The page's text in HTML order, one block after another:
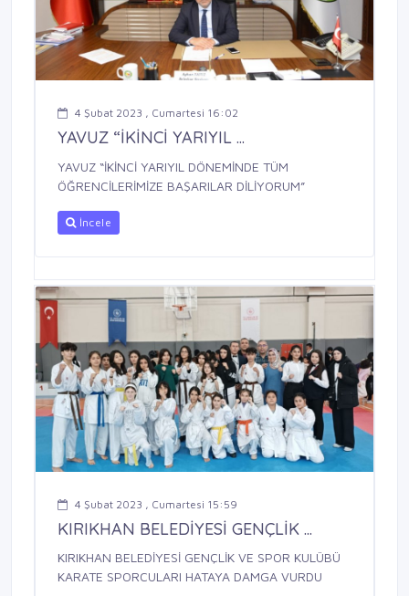
4 Şubat 2023 , Cumartesi 16:02
YAVUZ “İKİNCİ YARIYIL ...
YAVUZ “İKİNCİ YARIYIL DÖNEMİNDE TÜM
ÖĞRENCİLERİMİZE BAŞARILAR DİLİYORUM”
İncele
4 Şubat 2023 , Cumartesi 15:59
KIRIKHAN BELEDİYESİ GENÇLİK ...
KIRIKHAN BELEDİYESİ GENÇLİK VE SPOR KULÜBÜ
KARATE SPORCULARI HATAYA DAMGA VURDU